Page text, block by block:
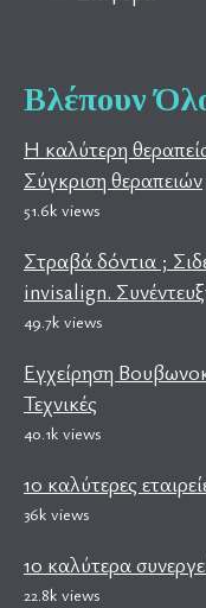
Βλέπουν
Η καλύτερη
Σύγκριση θεραπειών
51.6k views
Στραβά δόντια ;
invisalign.
49.7k views
Εγχείρηση
Τεχνικές
40.1k views
10 καλύτερες
36k views
10 καλύτερα
22.8k views